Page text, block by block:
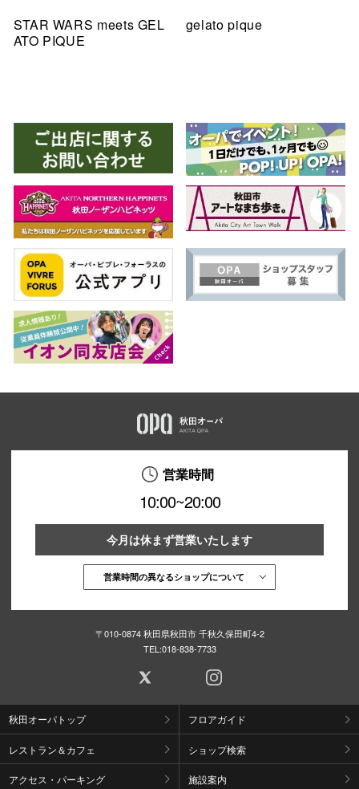
STAR WARS meets GEL
ATO PIQUE
gelato pique
営業時間
10:00~20:00
今月は休まず営業いたします
営業時間の異なるショップについて
〒010-0874 秋田県秋田市 千秋久保田町4-2
TEL:018-838-7733
秋田オーパトップ フロアガイド
レストラン＆カフェ ショップ検索
アクセス・パーキング 施設案内